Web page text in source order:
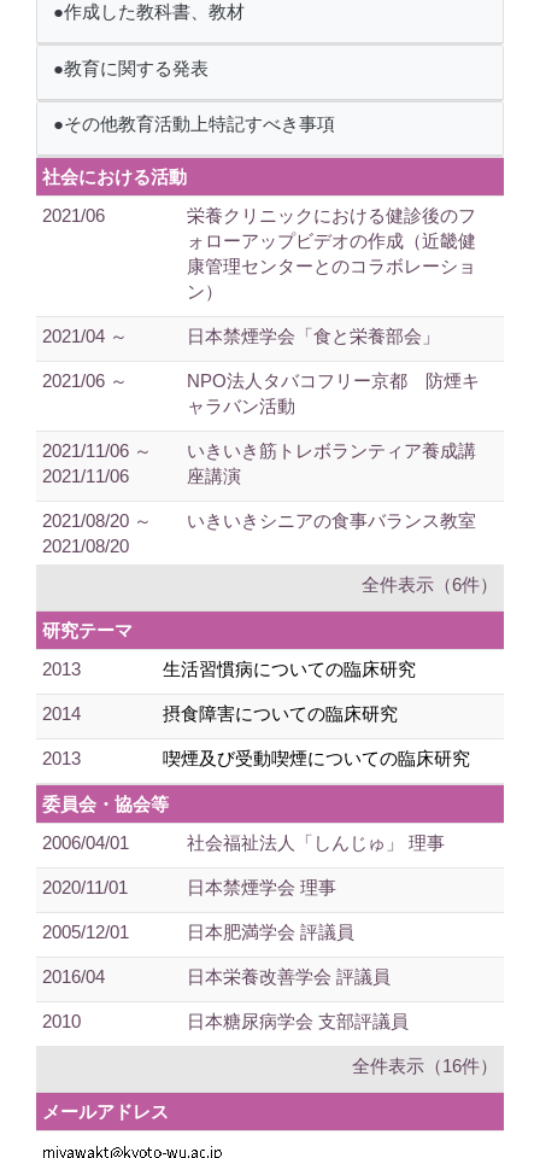
●作成した教科書、教材
●教育に関する発表
●その他教育活動上特記すべき事項
社会における活動
2021/06
栄養クリニックにおける健診後のフ
ォローアップビデオの作成（近畿健
康管理センターとのコラボレーショ
ン）
2021/04 ～ 日本禁煙学会「食と栄養部会」
2021/06 ～
NPO法人タバコフリー京都 防煙キ
ャラバン活動
2021/11/06 ～
2021/11/06
いきいき筋トレボランティア養成講
座講演
2021/08/20 ～
2021/08/20
いきいきシニアの食事バランス教室
全件表示（6件）
研究テーマ
2013
生活習慣病についての臨床研究
2014 摂食障害についての臨床研究
2013 喫煙及び受動喫煙についての臨床研究
委員会・協会等
2006/04/01
社会福祉法人「しんじゅ」 理事
2020/11/01 日本禁煙学会 理事
2005/12/01 日本肥満学会 評議員
2016/04 日本栄養改善学会 評議員
2010 日本糖尿病学会 支部評議員
全件表示（16件）
メールアドレス